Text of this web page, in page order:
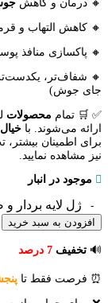
🔸 درمان و کاهش
🔸 کاهش التهاب و
🔸 پاکسازی منافذ
🔸 شفاف‌تر،
جای جوش)
✅
🛒 تمام محصولات
ارائه می‌شوند. با خیال
برای اطمینان بیشتر،
نیز مشاهده نمایید.
موجود در انبار
ژل لایه بردار
افزودن به سبد خرید
🔊 تخفیف 7 درصد
⏰ فرصت فقط تا پنجشنبه 22